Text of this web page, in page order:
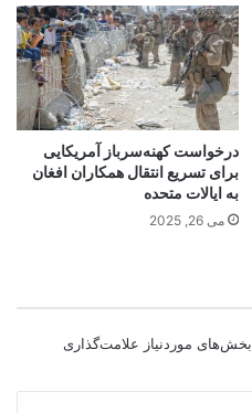
درخواست کهنه‌سرباز آمریکایی
برای تسریع انتقال همکاران افغان
به ایالات متحده
می 26, 2025
بخش‌های موردنیاز علامت‌گذاری